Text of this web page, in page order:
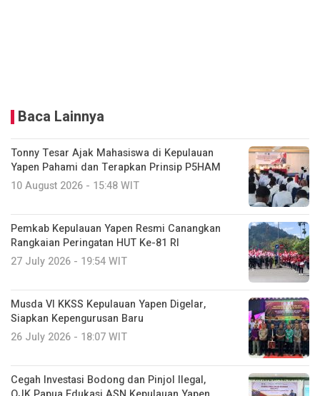
Baca Lainnya
Tonny Tesar Ajak Mahasiswa di Kepulauan
Yapen Pahami dan Terapkan Prinsip P5HAM
10 August 2026 - 15:48 WIT
Pemkab Kepulauan Yapen Resmi Canangkan
Rangkaian Peringatan HUT Ke-81 RI
27 July 2026 - 19:54 WIT
Musda VI KKSS Kepulauan Yapen Digelar,
Siapkan Kepengurusan Baru
26 July 2026 - 18:07 WIT
Cegah Investasi Bodong dan Pinjol Ilegal,